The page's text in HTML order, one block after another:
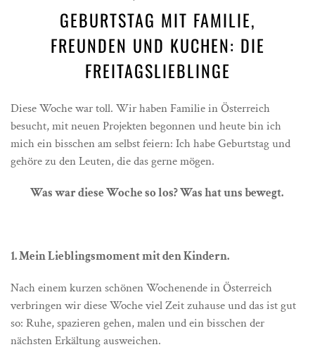
GEBURTSTAG MIT FAMILIE,
FREUNDEN UND KUCHEN: DIE
FREITAGSLIEBLINGE
Diese Woche war toll. Wir haben Familie in Österreich
besucht, mit neuen Projekten begonnen und heute bin ich
mich ein bisschen am selbst feiern: Ich habe Geburtstag und
gehöre zu den Leuten, die das gerne mögen.
Was war diese Woche so los? Was hat uns bewegt.
1. Mein Lieblingsmoment mit den Kindern.
Nach einem kurzen schönen Wochenende in Österreich
verbringen wir diese Woche viel Zeit zuhause und das ist gut
so: Ruhe, spazieren gehen, malen und ein bisschen der
nächsten Erkältung ausweichen.